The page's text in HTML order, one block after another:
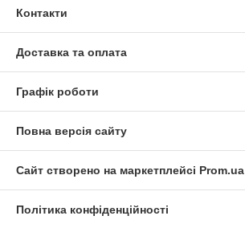
Контакти
Доставка та оплата
Графік роботи
Повна версія сайту
Сайт створено на маркетплейсі Prom.ua
Політика конфіденційності